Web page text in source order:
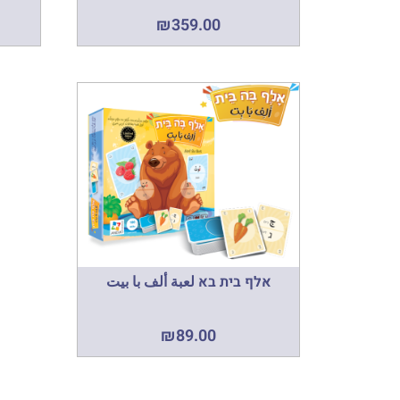
₪359.00
אלף בית בא لعبة ألف با بيت
₪89.00